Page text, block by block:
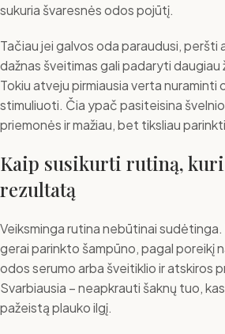
sukuria švaresnės odos pojūtį.
Tačiau jei galvos oda paraudusi, peršti
dažnas šveitimas gali padaryti daugiau
Tokiu atveju pirmiausia verta nuraminti
stimuliuoti. Čia ypač pasiteisina
priemonės ir mažiau, bet tiksliau
Kaip susikurti rutiną, kuri
rezultatą
Veiksminga rutina nebūtinai sudėtinga.
gerai parinkto šampūno, pagal poreikį
odos serumo arba šveitiklio ir atskiros
Svarbiausia – neapkrauti šaknų tuo,
pažeistą plauko ilgį.